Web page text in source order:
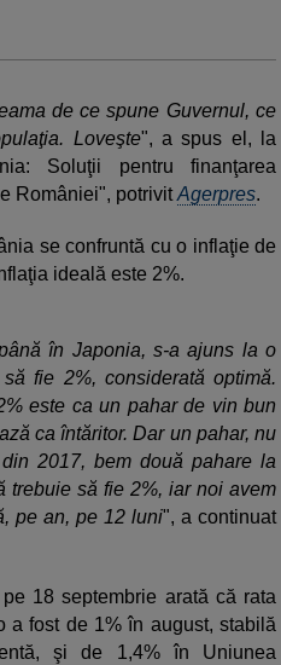
de ce spune Guvernul, ce
Loveşte", a spus el, la
Soluţii pentru finanţarea
României", potrivitAgerpres.
se confruntă cu o inflaţie de
ideală este 2%.
în Japonia, s-a ajuns la o
fie 2%, considerată optimă.
este ca un pahar de vin bun
ca întăritor. Dar un pahar, nu
2017, bem două pahare la
trebuie să fie 2%, iar noi avem
pe an, pe 12 luni", a continuat
18 septembrie arată că rata
a fost de 1% în august, stabilă
şi de 1,4% în Uniunea